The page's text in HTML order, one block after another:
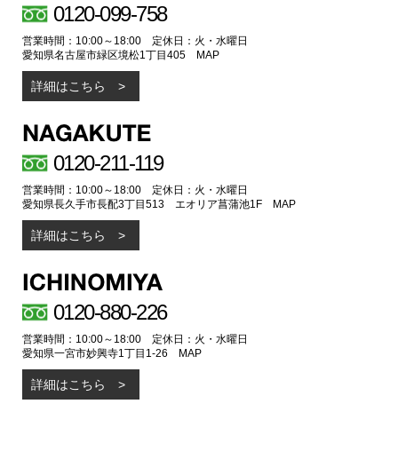
0120-099-758
営業時間：10:00～18:00 定休日：火・水曜日
愛知県名古屋市緑区境松1丁目405
MAP
詳細はこちら
0120-211-119
営業時間：10:00～18:00 定休日：火・水曜日
愛知県長久手市長配3丁目513 エオリア菖蒲池1F
MAP
詳細はこちら
0120-880-226
営業時間：10:00～18:00 定休日：火・水曜日
愛知県一宮市妙興寺1丁目1-26 MAP
詳細はこちら